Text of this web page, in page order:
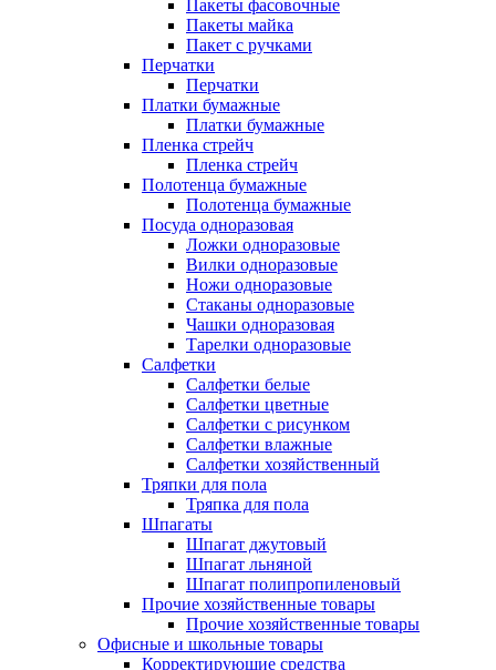
Пакеты фасовочные
Пакеты майка
Пакет с ручками
Перчатки
Перчатки
Платки бумажные
Платки бумажные
Пленка стрейч
Пленка стрейч
Полотенца бумажные
Полотенца бумажные
Посуда одноразовая
Ложки одноразовые
Вилки одноразовые
Ножи одноразовые
Стаканы одноразовые
Чашки одноразовая
Тарелки одноразовые
Салфетки
Салфетки белые
Салфетки цветные
Салфетки с рисунком
Салфетки влажные
Салфетки хозяйственный
Тряпки для пола
Тряпка для пола
Шпагаты
Шпагат джутовый
Шпагат льняной
Шпагат полипропиленовый
Прочие хозяйственные товары
Прочие хозяйственные товары
Офисные и школьные товары
Корректирующие средства